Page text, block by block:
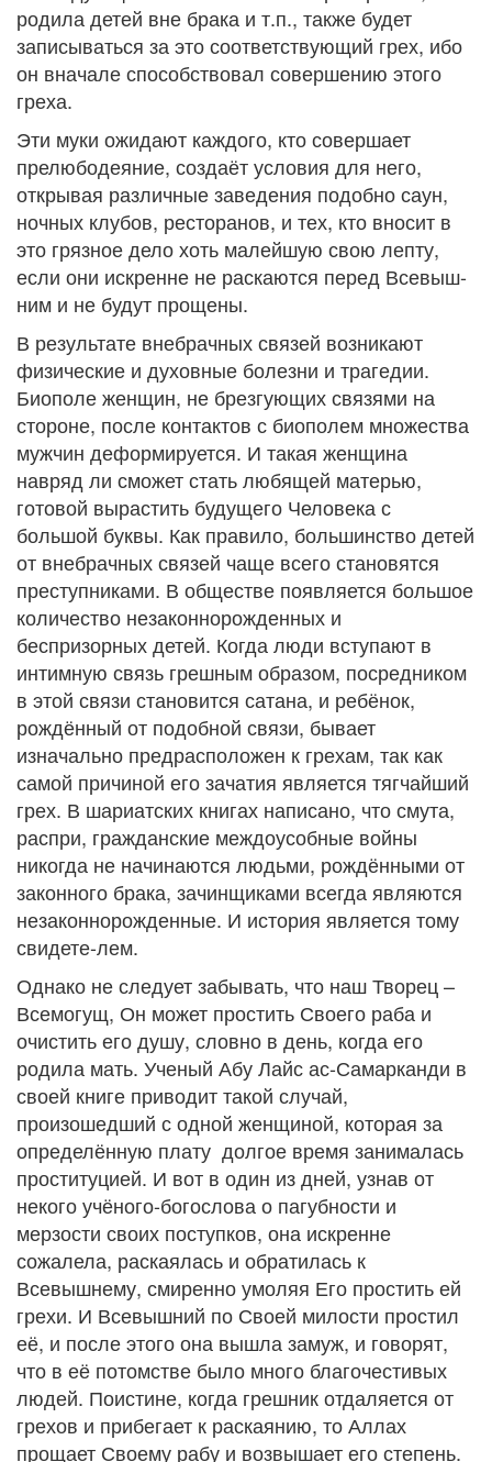
родила детей вне брака и т.п., также будет
записываться за это соответствующий грех, ибо
он вначале способствовал совершению этого
греха.
Эти муки ожидают каждого, кто совершает
прелюбодеяние, создаёт условия для него,
открывая различные заведения подобно саун,
ночных клубов, ресторанов, и тех, кто вносит в
это грязное дело хоть малейшую свою лепту,
если они искренне не раскаются перед Всевыш-
ним и не будут прощены.
В результате внебрачных связей возникают
физические и духовные болезни и трагедии.
Биополе женщин, не брезгующих связями на
стороне, после контактов с биополем множества
мужчин деформируется. И такая женщина
навряд ли сможет стать любящей матерью,
готовой вырастить будущего Человека с
большой буквы. Как правило, большинство детей
от внебрачных связей чаще всего становятся
преступниками. В обществе появляется большое
количество незаконнорожденных и
беспризорных детей. Когда люди вступают в
интимную связь грешным образом, посредником
в этой связи становится сатана, и ребёнок,
рождённый от подобной связи, бывает
изначально предрасположен к грехам, так как
самой причиной его зачатия является тягчайший
грех. В шариатских книгах написано, что смута,
распри, гражданские междоусобные войны
никогда не начинаются людьми, рождёнными от
законного брака, зачинщиками всегда являются
незаконнорожденные. И история является тому
свидете-лем.
Однако не следует забывать, что наш Творец –
Всемогущ, Он может простить Своего раба и
очистить его душу, словно в день, когда его
родила мать. Ученый Абу Лайс ас-Самарканди в
своей книге приводит такой случай,
произошедший с одной женщиной, которая за
определённую плату долгое время занималась
проституцией. И вот в один из дней, узнав от
некого учёного-богослова о пагубности и
мерзости своих поступков, она искренне
сожалела, раскаялась и обратилась к
Всевышнему, смиренно умоляя Его простить ей
грехи. И Всевышний по Своей милости простил
её, и после этого она вышла замуж, и говорят,
что в её потомстве было много благочестивых
людей. Поистине, когда грешник отдаляется от
грехов и прибегает к раскаянию, то Аллах
прощает Своему рабу и возвышает его степень.